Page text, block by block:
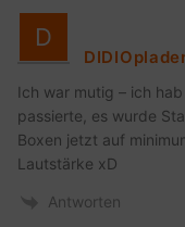
Ich war mutig – ich
passierte, es wurde
Boxen jetzt auf
Lautstärke xD
Antworten